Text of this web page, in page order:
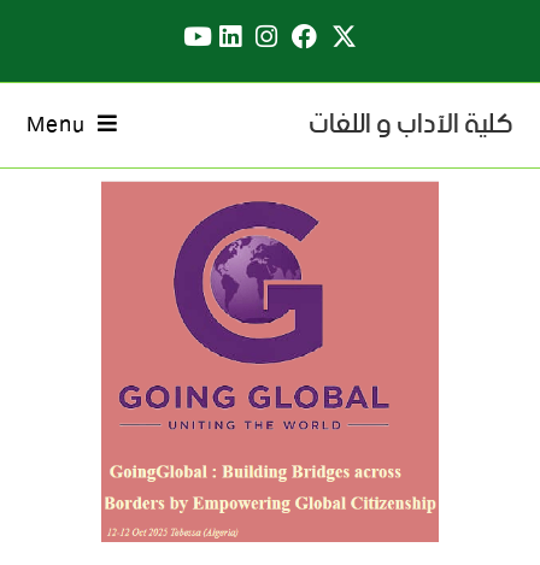
كلية الآداب و اللغات Menu